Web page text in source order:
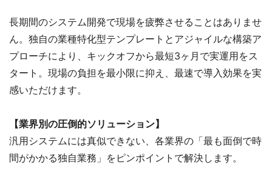
長期間のシステム開発で現場を疲弊させることはありませ
ん。独自の業種特化型テンプレートとアジャイルな構築ア
プローチにより、キックオフから最短3ヶ月で実運用をス
タート。現場の負担を最小限に抑え、最速で導入効果を実
感いただけます。
【業界別の圧倒的ソリューション】
汎用システムには真似できない、各業界の「最も面倒で時
間がかかる独自業務」をピンポイントで解決します。